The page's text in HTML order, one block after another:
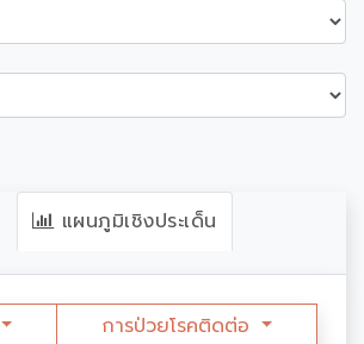
แผนภูมิเชิงประเด็น
การป่วยโรคติดต่อ